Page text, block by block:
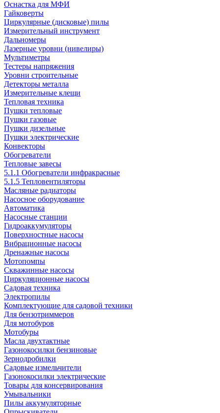
Оснастка для МФИ
Гайковерты
Циркулярные (дисковые) пилы
Измерительный инструмент
Дальномеры
Лазерные уровни (нивелиры)
Мультиметры
Тестеры напряжения
Уровни строительные
Детекторы металла
Измерительные клещи
Тепловая техника
Пушки тепловые
Пушки газовые
Пушки дизельные
Пушки электрические
Конвекторы
Обогреватели
Тепловые завесы
5.1.1 Обогреватели инфракрасные
5.1.5 Тепловентиляторы
Масляные радиаторы
Насосное оборудование
Автоматика
Насосные станции
Гидроаккумуляторы
Поверхностные насосы
Вибрационные насосы
Дренажные насосы
Мотопомпы
Скважинные насосы
Циркуляционные насосы
Садовая техника
Электропилы
Комплектующие для садовой техники
Для бензотриммеров
Для мотобуров
Мотобуры
Масла двухтактные
Газонокосилки бензиновые
Зернодробилки
Садовые измельчители
Газонокосилки электрические
Товары для консервирования
Умывальники
Пилы аккумуляторные